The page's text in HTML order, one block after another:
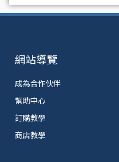
網站導覽
成為合作伙伴
幫助中心
訂購教學
商店教學